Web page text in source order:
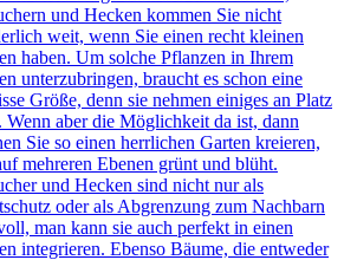
und Hecken kommen Sie nicht
weit, wenn Sie einen recht kleinen
haben. Um solche Pflanzen in Ihrem
unterzubringen, braucht es schon eine
Größe, denn sie nehmen einiges an Platz
Wenn aber die Möglichkeit da ist, dann
Sie so einen herrlichen Garten kreieren,
mehreren Ebenen grünt und blüht.
und Hecken sind nicht nur als
oder als Abgrenzung zum Nachbarn
man kann sie auch perfekt in einen
integrieren. Ebenso Bäume, die entweder